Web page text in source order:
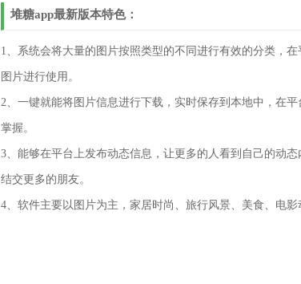
堆糖app最新版本特色：
1、系统会将大量的图片按照类型的不同进行有效的分类，
图片进行使用。
2、一键就能将图片信息进行下载，实时保存到本地中，在
掌握。
3、能够在平台上发布动态信息，让更多的人看到自己的动
结交更多的朋友。
4、软件主要以图片为主，家居时尚、旅行风景、美食、电